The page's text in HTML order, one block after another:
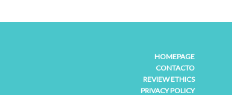
HOMEPAGE
CONTACTO
REVIEW ETHICS
PRIVACY POLICY